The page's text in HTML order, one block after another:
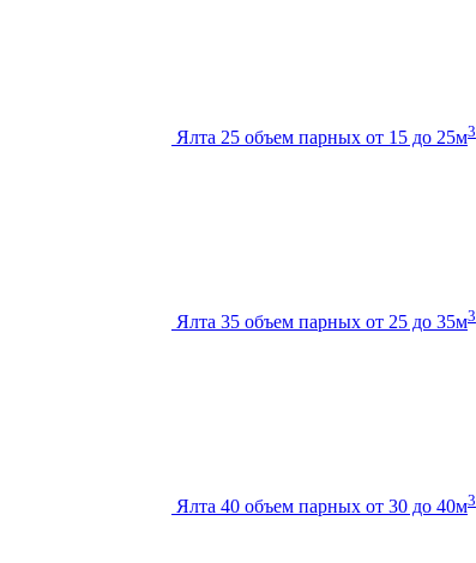
Ялта 25 объем парных от 15 до 25м3
Ялта 35 объем парных от 25 до 35м3
Ялта 40 объем парных от 30 до 40м3